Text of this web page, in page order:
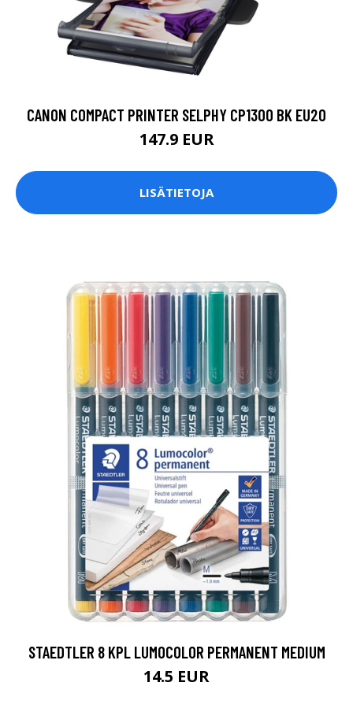
CANON COMPACT PRINTER SELPHY CP1300 BK EU20
147.9 EUR
LISÄTIETOJA
STAEDTLER 8 KPL LUMOCOLOR PERMANENT MEDIUM
14.5 EUR